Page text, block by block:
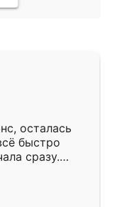
осталась
быстро
сразу.
подошёл к
Собрали
даже